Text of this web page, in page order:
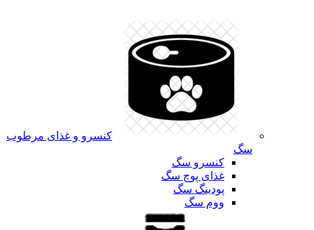
کنسرو و غذای مرطوب
سگ
کنسرو سگ
غذای پوچ سگ
پودینگ سگ
ووم سگ